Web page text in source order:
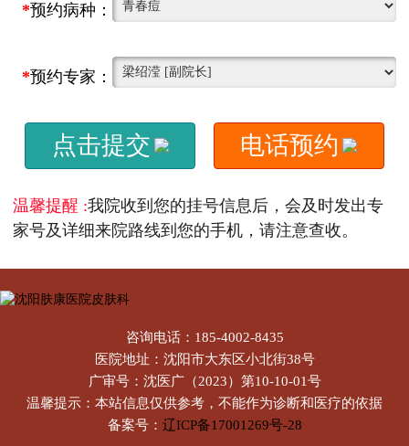
*预约病种：
*预约专家：
点击提交 电话预约
温馨提醒 :我院收到您的挂号信息后，会及时发出专
家号及详细来院路线到您的手机，请注意查收。
咨询电话：185-4002-8435
医院地址：沈阳市大东区小北街38号
广审号：沈医广（2023）第10-10-01号
温馨提示：本站信息仅供参考，不能作为诊断和医疗的依据
备案号： 辽ICP备17001269号-28